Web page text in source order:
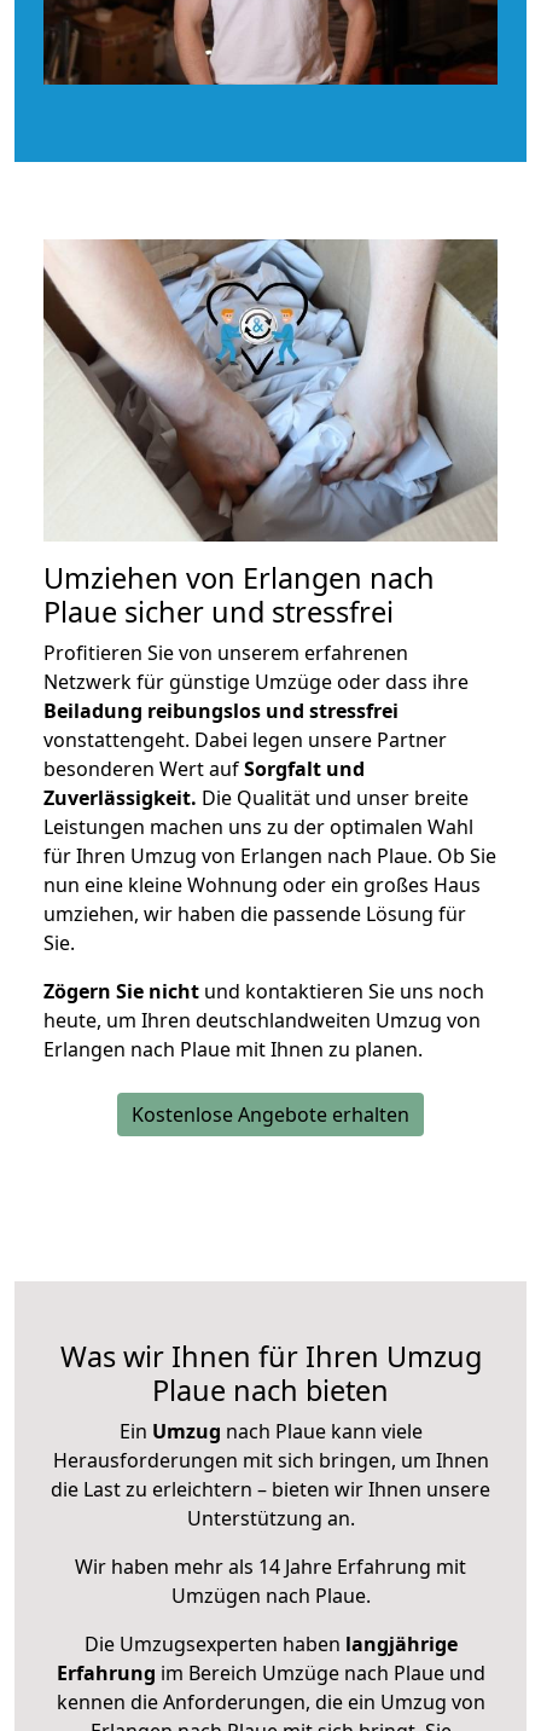
Umziehen von Erlangen nach
Plaue sicher und stressfrei
Profitieren Sie von unserem erfahrenen
Netzwerk für günstige Umzüge oder dass ihre
Beiladung reibungslos und stressfrei
vonstattengeht. Dabei legen unsere Partner
besonderen Wert aufSorgfalt und
Zuverlässigkeit. Die Qualität und unser breite
Leistungen machen uns zu der optimalen Wahl
für Ihren Umzug von Erlangen nach Plaue. Ob Sie
nun eine kleine Wohnung oder ein großes Haus
umziehen, wir haben die passende Lösung für
Sie.
Zögern Sie nicht und kontaktieren Sie uns noch
heute, um Ihren deutschlandweiten Umzug von
Erlangen nach Plaue mit Ihnen zu planen.
Kostenlose Angebote erhalten
Was wir Ihnen für Ihren Umzug
Plaue nach bieten
Ein Umzug nach Plaue kann viele
Herausforderungen mit sich bringen, um Ihnen
die Last zu erleichtern – bieten wir Ihnen unsere
Unterstützung an.
Wir haben mehr als 14 Jahre Erfahrung mit
Umzügen nach Plaue.
Die Umzugsexperten haben langjährige
Erfahrung im Bereich Umzüge nach Plaue und
kennen die Anforderungen, die ein Umzug von